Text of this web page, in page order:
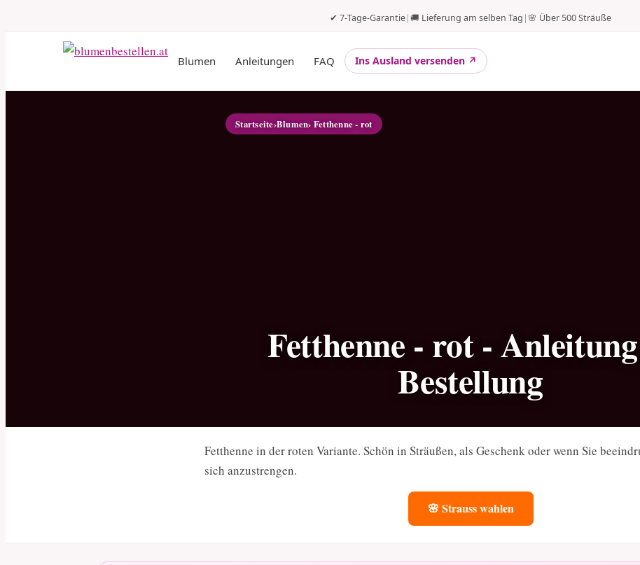
✔ 7-Tage-Garantie|🚚 Lieferung am selben Tag |🌸 Über 500 Sträuße
Blumen Anleitungen FAQ Ins Ausland versenden ↗
Startseite›Blumen› Fetthenne - rot
Fetthenne - rot -
Bestellung
Fetthenne in der roten Variante. Schön in Sträußen, als Geschenk oder wenn Sie
sich anzustrengen.
🌸 Strauss wahlen